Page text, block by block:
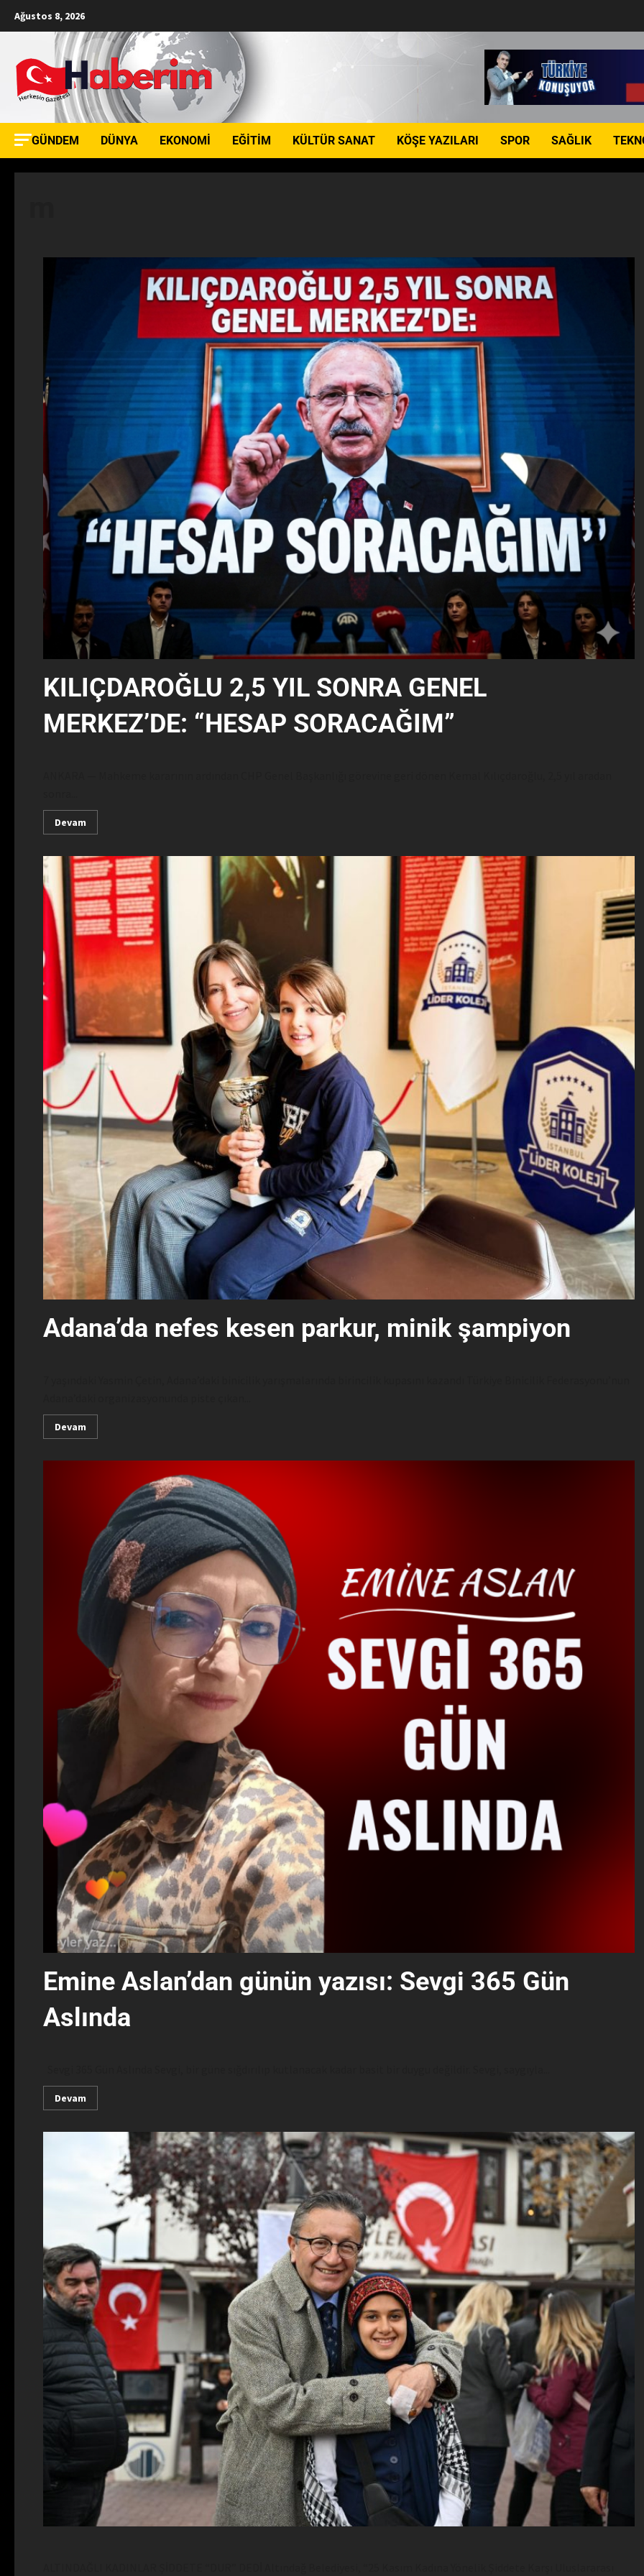
Ağustos 8, 2026
GÜNDEM DÜNYA EKONOMI EĞITIM KÜLTÜR SANAT KÖŞE YAZILARI SPOR SAĞLIK
KILIÇDAROĞLU 2,5 YIL SONRA GENEL
MERKEZ’DE: “HESAP SORACAĞIM”
Devam
Adana’da nefes kesen parkur, minik şampiyon
Devam
Emine Aslan’dan günün yazısı: Sevgi 365 Gün
Aslında
Devam